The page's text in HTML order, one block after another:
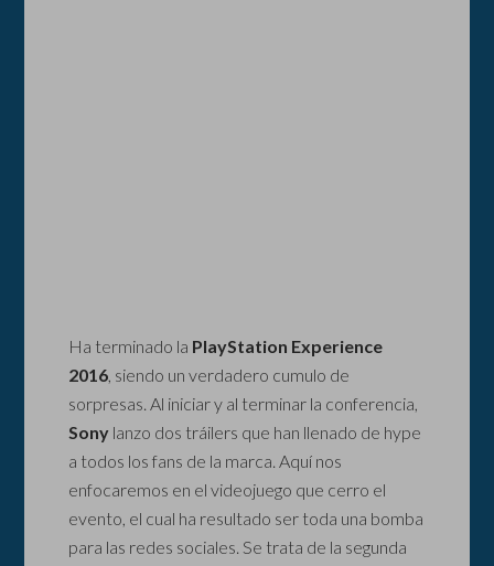
Ha terminado la PlayStation Experience
2016, siendo un verdadero cumulo de
sorpresas. Al iniciar y al terminar la conferencia,
Sony lanzo dos tráilers que han llenado de hype
a todos los fans de la marca. Aquí nos
enfocaremos en el videojuego que cerro el
evento, el cual ha resultado ser toda una bomba
para las redes sociales. Se trata de la segunda